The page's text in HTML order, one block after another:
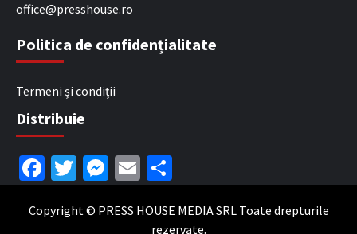
office@presshouse.ro
Politica de confidențialitate
Termeni și condiții
Distribuie
Facebook
Twitter
Messenger
Email
Copyright © PRESS HOUSE MEDIA SRL Toate drepturile
rezervate.